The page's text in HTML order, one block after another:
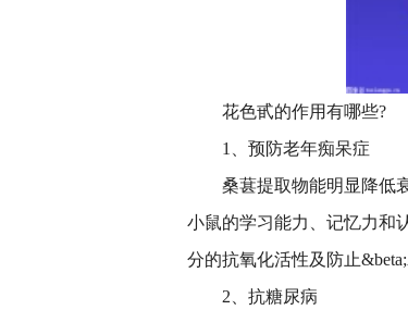
花色甙的作用有哪些?
1、预防老年痴呆症
桑葚提取物能明显降低
小鼠的学习能力、记忆力和
分的抗氧化活性及防止&bet
2、抗糖尿病